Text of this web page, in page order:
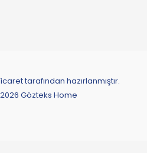
tarafından hazırlanmıştır.
Gözteks Home